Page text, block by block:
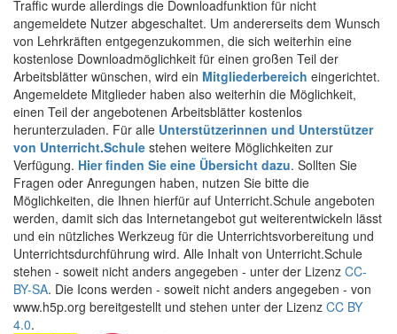
Traffic wurde allerdings die Downloadfunktion für nicht
angemeldete Nutzer abgeschaltet. Um andererseits dem Wunsch
von Lehrkräften entgegenzukommen, die sich weiterhin eine
kostenlose Downloadmöglichkeit für einen großen Teil der
Arbeitsblätter wünschen, wird ein Mitgliederbereich eingerichtet.
Angemeldete Mitglieder haben also weiterhin die Möglichkeit,
einen Teil der angebotenen Arbeitsblätter kostenlos
herunterzuladen. Für alle Unterstützerinnen und Unterstützer
von Unterricht.Schule stehen weitere Möglichkeiten zur
Verfügung. Hier finden Sie eine Übersicht dazu. Sollten Sie
Fragen oder Anregungen haben, nutzen Sie bitte die
Möglichkeiten, die Ihnen hierfür auf Unterricht.Schule angeboten
werden, damit sich das Internetangebot gut weiterentwickeln lässt
und ein nützliches Werkzeug für die Unterrichtsvorbereitung und
Unterrichtsdurchführung wird. Alle Inhalt von Unterricht.Schule
stehen - soweit nicht anders angegeben - unter der Lizenz CC-
BY-SA. Die Icons werden - soweit nicht anders angegeben - von
www.h5p.org bereitgestellt und stehen unter der Lizenz CC BY
4.0.